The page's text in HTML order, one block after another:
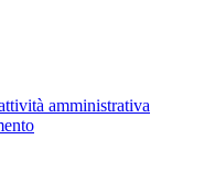
amministrativa